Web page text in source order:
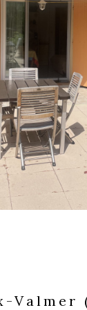
voir
Valmer